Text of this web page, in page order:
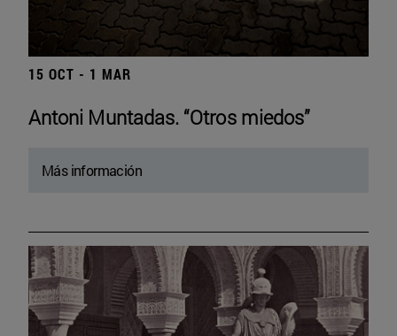
15 OCT - 1 MAR
Antoni Muntadas. “Otros miedos”
Más información